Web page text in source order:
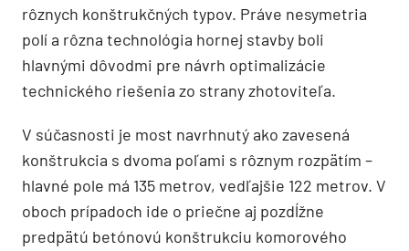
rôznych konštrukčných typov. Práve nesymetria
polí a rôzna technológia hornej stavby boli
hlavnými dôvodmi pre návrh optimalizácie
technického riešenia zo strany zhotoviteľa.
V súčasnosti je most navrhnutý ako zavesená
konštrukcia s dvoma poľami s rôznym rozpätím –
hlavné pole má 135 metrov, vedľajšie 122 metrov. V
oboch prípadoch ide o priečne aj pozdĺžne
predpätú betónovú konštrukciu komorového